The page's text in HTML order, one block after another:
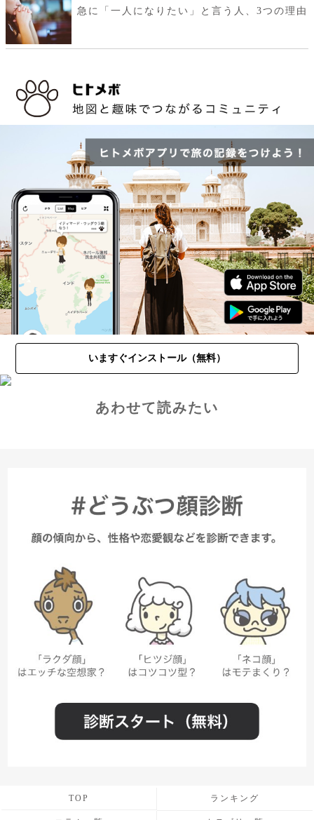
急に「一人になりたい」と言う人、3つの理由
いますぐインストール（無料）
あわせて読みたい
TOP ランキング